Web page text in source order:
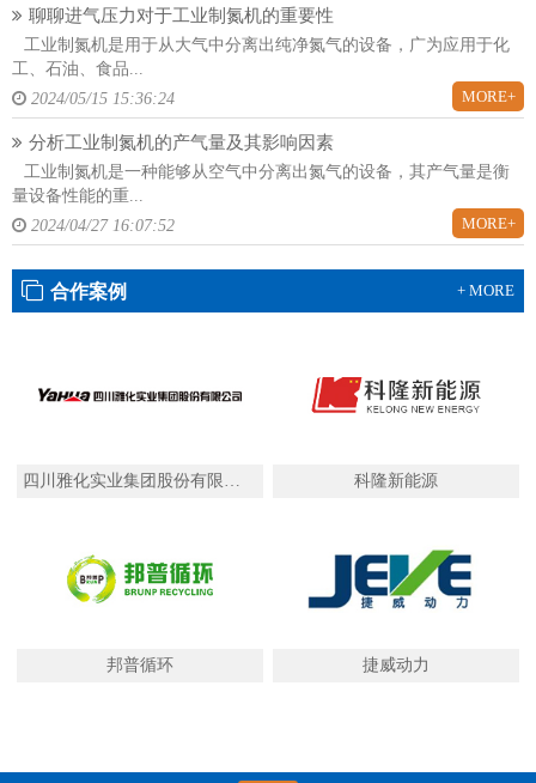
聊聊进气压力对于工业制氮机的重要性
工业制氮机是用于从大气中分离出纯净氮气的设备，广为应用于化
工、石油、食品...
2024/05/15 15:36:24
MORE+
分析工业制氮机的产气量及其影响因素
工业制氮机是一种能够从空气中分离出氮气的设备，其产气量是衡
量设备性能的重...
2024/04/27 16:07:52
MORE+
合作案例 + MORE
科隆新能源
邦普循环 捷威动力